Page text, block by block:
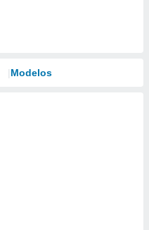
Modelos